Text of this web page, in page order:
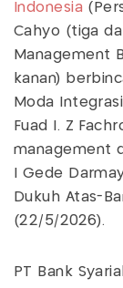
Indonesia
Cahyo (tiga
Management
kanan)
Moda
Fuad I. Z
management
I Gede
Dukuh Atas-
(22/5/2026).
PT Bank